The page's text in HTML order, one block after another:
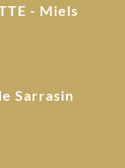
- Miels
Sarrasin